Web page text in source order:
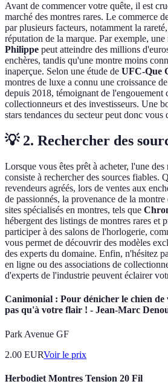
Avant de commencer votre quête, il est
marché des montres rares. Le commerce
par plusieurs facteurs, notamment la
réputation de la marque. Par exemple,
Philippe peut atteindre des millions
enchères, tandis qu'une montre moins
inaperçue. Selon une étude de UFC-Que
montres de luxe a connu une croissance
depuis 2018, témoignant de l'engouement
collectionneurs et des investisseurs. Une
stars tendances du secteur peut donc vous
💡 2. Rechercher des
Lorsque vous êtes prêt à acheter, l'une des
consiste à rechercher des sources fiables.
revendeurs agréés, lors de ventes aux
de passionnés, la provenance de la
sites spécialisés en montres, tels que
hébergent des listings de montres rares et
participer à des salons de l'horlogerie,
vous permet de découvrir des modèles
des experts du domaine. Enfin, n'hésitez
en ligne ou des associations de
d'experts de l'industrie peuvent éclairer
Canimonial : Pour dénicher le chien de
pas qu'à votre flair ! - Jean-Marc
Park Avenue GF
2.00 EURVoir le prix
Herbodiet Montres Tension 20 Fil